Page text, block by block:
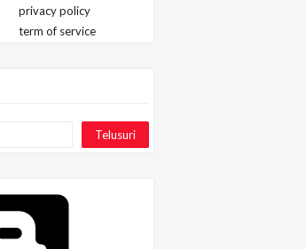
privacy policy
term of service